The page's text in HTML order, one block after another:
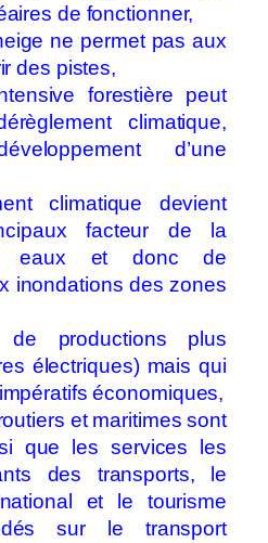
de fonctionner,
ne permet pas aux
des pistes,
forestière peut
climatique,
d’une
climatique devient
facteur de la
eaux et donc de
inondations des zones
productions plus
électriques) mais qui
économiques,
et maritimes sont
que les services les
des transports, le
et le tourisme
sur le transport